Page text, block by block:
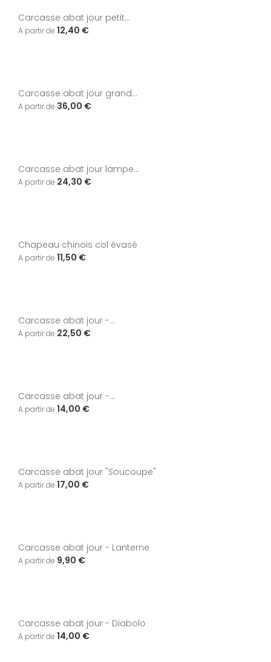
Carcasse abat jour petit...
12,40 €
Carcasse abat jour grand...
36,00 €
Carcasse abat jour lampe...
24,30 €
Chapeau chinois col évasé
11,50 €
Carcasse abat jour -...
22,50 €
Carcasse abat jour -...
14,00 €
Carcasse abat jour "Soucoupe"
17,00 €
Carcasse abat jour - Lanterne
9,90 €
Carcasse abat jour - Diabolo
14,00 €